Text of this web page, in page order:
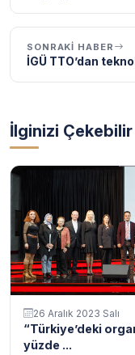
SONRAKI HABER
İGÜ TTO’dan
İlginizi Çekebilir
26 Aralık 2023 Salı
“Türkiye’deki
yüzde ...